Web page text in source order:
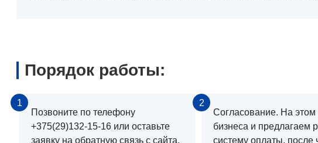
Порядок работы:
1
Позвоните по телефону
+375(29)132-15-16 или оставьте
заявку на обратную связь с сайта.
2
Согласование. На
бизнеса и предлагаем
систему оплаты, после